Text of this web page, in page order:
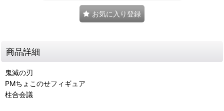
お気に入り登録
商品詳細
鬼滅の刃
PMちょこのせフィギュア
柱合会議